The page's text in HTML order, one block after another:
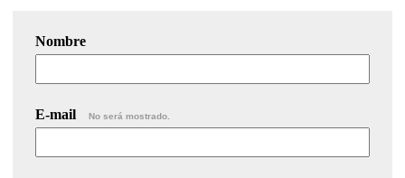
Nombre
E-mail No será mostrado.